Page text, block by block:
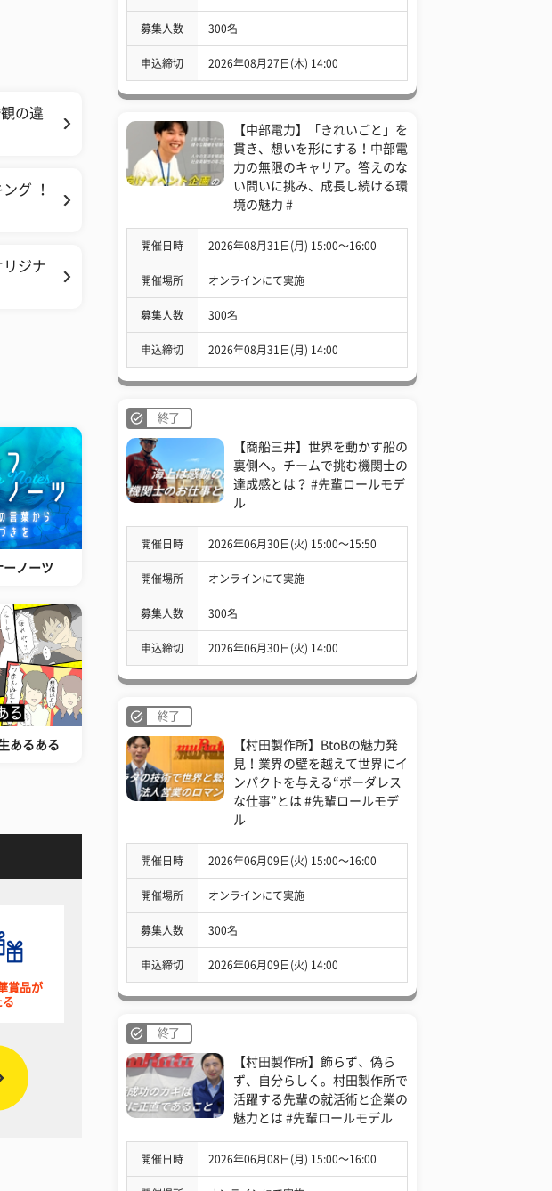
の違
グ ！
リジナ
ーノーツ
あるある
賞品が
る
募集人数 300名
申込締切 2026年08月27日(木) 14:00
【中部電力】「きれいごと」を
貫き、想いを形にする！中部電
力の無限のキャリア。答えのな
い問いに挑み、成長し続ける環
境の魅力 #
開催日時 2026年08月31日(月) 15:00〜16:00
開催場所 オンラインにて実施
募集人数 300名
申込締切 2026年08月31日(月) 14:00
終了
【商船三井】世界を動かす船の
裏側へ。チームで挑む機関士の
達成感とは？ #先輩ロールモデ
ル
開催日時 2026年06月30日(火) 15:00〜15:50
開催場所 オンラインにて実施
募集人数 300名
申込締切 2026年06月30日(火) 14:00
終了
【村田製作所】BtoBの魅力発
見！業界の壁を越えて世界にイ
ンパクトを与える“ボーダレス
な仕事”とは #先輩ロールモデ
ル
開催日時 2026年06月09日(火) 15:00〜16:00
開催場所 オンラインにて実施
募集人数 300名
申込締切 2026年06月09日(火) 14:00
終了
【村田製作所】飾らず、偽ら
ず、自分らしく。村田製作所で
活躍する先輩の就活術と企業の
魅力とは #先輩ロールモデル
開催日時 2026年06月08日(月) 15:00〜16:00